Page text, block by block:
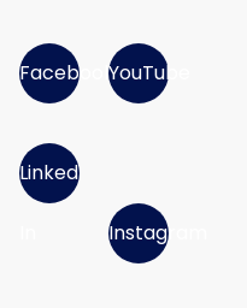
FacebookYouTube
Linked
Instagram